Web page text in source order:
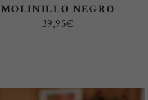
MOLINILLO NEGRO
39,95€